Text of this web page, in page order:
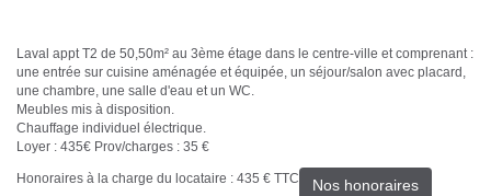
Laval appt T2 de 50,50m² au 3ème étage dans le centre-ville et comprenant :
une entrée sur cuisine aménagée et équipée, un séjour/salon avec placard,
une chambre, une salle d'eau et un WC.
Meubles mis à disposition.
Chauffage individuel électrique.
Loyer : 435€ Prov/charges : 35 €
Honoraires à la charge du locataire : 435 € TTC
Nos honoraires